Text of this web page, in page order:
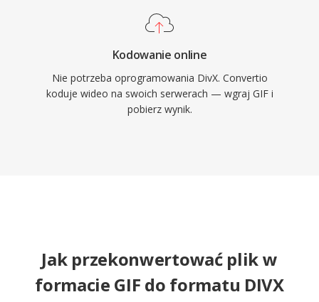
Kodowanie online
Nie potrzeba oprogramowania DivX. Convertio
koduje wideo na swoich serwerach — wgraj GIF i
pobierz wynik.
Jak przekonwertować plik w
formacie GIF do formatu DIVX